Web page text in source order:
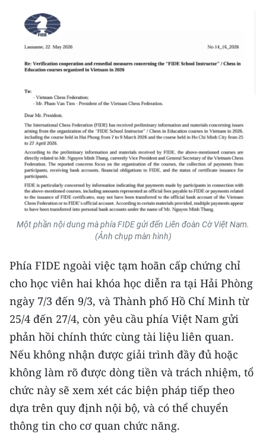
Media Xã hội
Media Thể thao
Media Giáo dục
Media Y tế
Media Khoa học - Công nghệ
Media Môi trường
Ảnh
Infographic
TIN MỚI
TIN ĐỊA PHƯƠNG
Trung du và miền núi phía Bắc
Đồng bằng sông Hồng
Một phần nội dung mà phía FIDE gửi đến Liên đoàn Cờ Việt Nam.
(Ảnh chụp màn hình)
Phía FIDE ngoài việc tạm hoãn cấp chứng chỉ
cho học viên hai khóa học diễn ra tại Hải Phòng
ngày 7/3 đến 9/3, và Thành phố Hồ Chí Minh từ
25/4 đến 27/4, còn yêu cầu phía Việt Nam gửi
phản hồi chính thức cùng tài liệu liên quan.
Nếu không nhận được giải trình đầy đủ hoặc
không làm rõ được dòng tiền và trách nhiệm, tổ
chức này sẽ xem xét các biện pháp tiếp theo
dựa trên quy định nội bộ, và có thể chuyển
thông tin cho cơ quan chức năng.